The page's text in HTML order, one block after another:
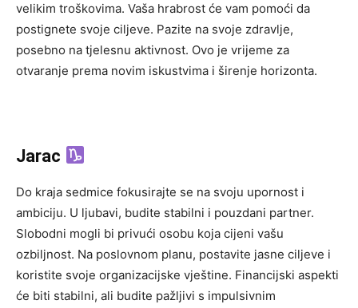
velikim troškovima. Vaša hrabrost će vam pomoći da
postignete svoje ciljeve. Pazite na svoje zdravlje,
posebno na tjelesnu aktivnost. Ovo je vrijeme za
otvaranje prema novim iskustvima i širenje horizonta.
Jarac
Do kraja sedmice fokusirajte se na svoju upornost i
ambiciju. U ljubavi, budite stabilni i pouzdani partner.
Slobodni mogli bi privući osobu koja cijeni vašu
ozbiljnost. Na poslovnom planu, postavite jasne ciljeve i
koristite svoje organizacijske vještine. Financijski aspekti
će biti stabilni, ali budite pažljivi s impulsivnim